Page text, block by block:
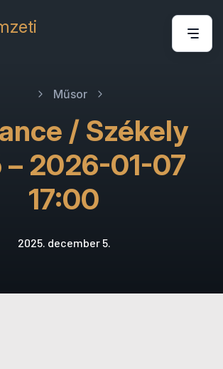
Műsor
/ Székely
– 2026-01-07
17:00
2025. december 5.